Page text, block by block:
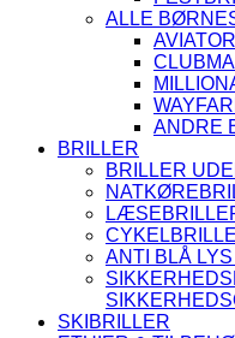
ALLE
ANDRE
BRILLER
BRILLER
ANTI BLÅ
SKIBRILLER